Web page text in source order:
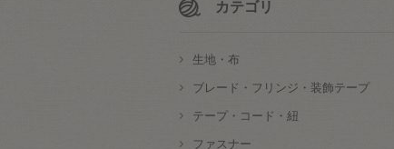
カテゴリ
生地・布
ブレード・フリンジ・装飾テープ
テープ・コード・紐
ファスナー